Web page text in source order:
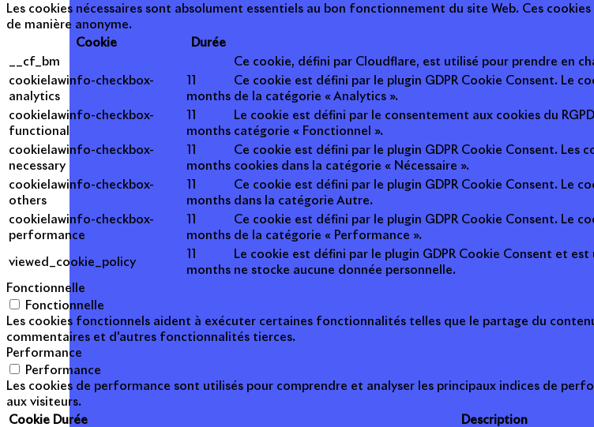
Les cookies nécessaires sont absolument essentiels au bon fonctionnement du site Web. Ces
de manière anonyme.
Cookie
Durée
__cf_bm
Ce cookie, défini par Cloudflare, est utilisé pour prendre en
cookielawinfo-checkbox-
analytics
months
Ce cookie est défini par le plugin GDPR Cookie Consent. Le
de la catégorie « Analytics ».
cookielawinfo-checkbox-
functional
months
Le cookie est défini par le consentement aux cookies du
catégorie « Fonctionnel ».
cookielawinfo-checkbox-
necessary
months
Ce cookie est défini par le plugin GDPR Cookie Consent.
cookies dans la catégorie « Nécessaire ».
cookielawinfo-checkbox-
others
months
Ce cookie est défini par le plugin GDPR Cookie Consent. Le
dans la catégorie Autre.
cookielawinfo-checkbox-
performance
months
Ce cookie est défini par le plugin GDPR Cookie Consent. Le
de la catégorie « Performance ».
viewed_cookie_policy
months
Le cookie est défini par le plugin GDPR Cookie Consent et
ne stocke aucune donnée personnelle.
Fonctionnelle
Fonctionnelle
Les cookies fonctionnels aident à exécuter certaines fonctionnalités telles que le partage du
commentaires et d'autres fonctionnalités tierces.
Performance
Performance
Les cookies de performance sont utilisés pour comprendre et analyser les principaux indices de
aux visiteurs.
Cookie Durée
Description